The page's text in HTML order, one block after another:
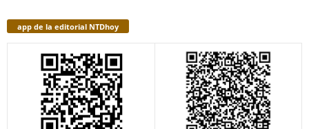
app de la editorial NTDhoy